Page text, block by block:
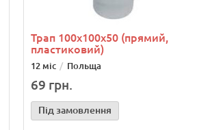
Трап 100х100x50 (прямий,
пластиковий)
12 міс Польща
69 грн.
Під замовлення